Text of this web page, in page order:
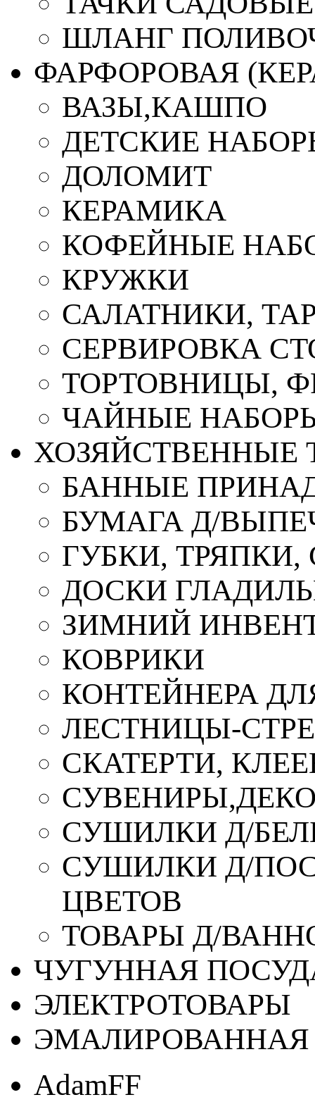
ШЛАНГ
ФАРФОРОВАЯ
ВАЗЫ,КАШПО
ДЕТСКИЕ
ДОЛОМИТ
КЕРАМИКА
КОФЕЙНЫЕ
КРУЖКИ
САЛАТНИКИ,
СЕРВИРОВКА
ТОРТОВНИЦЫ,
ЧАЙНЫЕ
ХОЗЯЙСТВЕННЫЕ
БАННЫЕ
БУМАГА Д/
ГУБКИ,
ДОСКИ
ЗИМНИЙ
КОВРИКИ
КОНТЕЙНЕРА
ЛЕСТНИЦЫ-
СКАТЕРТИ,
СУШИЛКИ Д/
СУШИЛКИ Д/
ЦВЕТОВ
ТОВАРЫ Д/
ЧУГУННАЯ
ЭЛЕКТРОТОВАРЫ
ЭМАЛИРОВАННАЯ
AdamFF